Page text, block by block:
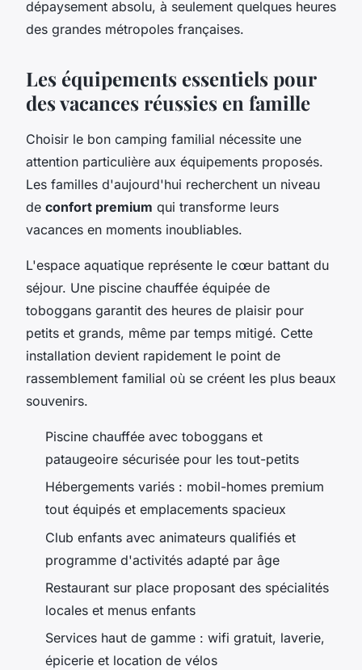
dépaysement absolu, à seulement quelques heures
des grandes métropoles françaises.
Les équipements essentiels pour
des vacances réussies en famille
Choisir le bon camping familial nécessite une
attention particulière aux équipements proposés.
Les familles d'aujourd'hui recherchent un niveau
de confort premium qui transforme leurs
vacances en moments inoubliables.
L'espace aquatique représente le cœur battant du
séjour. Une piscine chauffée équipée de
toboggans garantit des heures de plaisir pour
petits et grands, même par temps mitigé. Cette
installation devient rapidement le point de
rassemblement familial où se créent les plus beaux
souvenirs.
Piscine chauffée avec toboggans et
pataugeoire sécurisée pour les tout-petits
Hébergements variés : mobil-homes premium
tout équipés et emplacements spacieux
Club enfants avec animateurs qualifiés et
programme d'activités adapté par âge
Restaurant sur place proposant des spécialités
locales et menus enfants
Services haut de gamme : wifi gratuit, laverie,
épicerie et location de vélos